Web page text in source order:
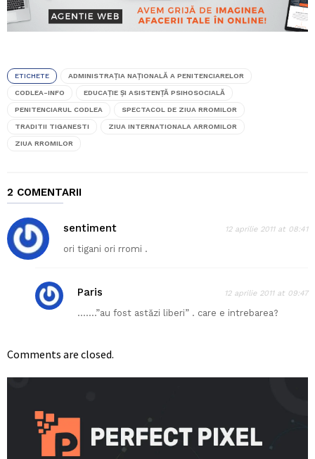
ETICHETE ADMINISTRAŢIA NAŢIONALĂ A PENITENCIARELOR
CODLEA-INFO EDUCAŢIE ŞI ASISTENŢĂ PSIHOSOCIALĂ
PENITENCIARUL CODLEA SPECTACOL DE ZIUA RROMILOR
TRADITII TIGANESTI ZIUA INTERNATIONALA ARROMILOR
ZIUA RROMILOR
2 COMENTARII
sentiment 12 aprilie 2011 at 08:41
ori tigani ori rromi .
Paris 12 aprilie 2011 at 09:47
…….”au fost astăzi liberi” . care e intrebarea?
Comments are closed.